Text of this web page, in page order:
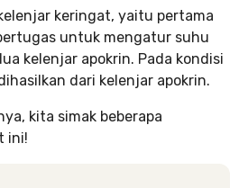
keringat, yaitu pertama
untuk mengatur suhu
kelenjar apokrin. Pada kondisi
dari kelenjar apokrin.
kita simak beberapa
ini!